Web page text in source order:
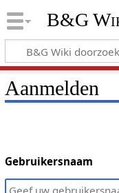
B&G
Aanmelden
Gebruikersnaam